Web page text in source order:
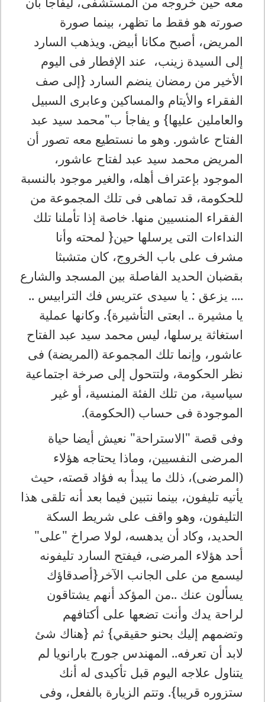
صورته هو فقط ما تظهر، بينما صورة
المريض، أصبح مكانا أبيض. ويذهب السارد
إلى السيدة زينب، عند الإفطار فى اليوم
الأخير من رمضان ينضم السارد {إلى صف
الفقراء والأيتام والمساكين وعابرى السبيل
والعاملين عليها} و يفاجأ ب"محمد سيد عبد
الفتاح عاشور. وهو ما نستطيع معه تصور أن
المريض محمد سيد عبد لفتاح عاشور،
الموجود بإعتراف أهله، والغير موجود بالنسبة
للحكومة، قد تماهى فى تلك المجموعة من
الفقراء المنسيين منها. خاصة إذا تأملنا تلك
النداءات التى يرسلها حين{ لمحته وأنا
مشرف على باب الخروج، كان متشبثا
بقضبان الحديد الفاصلة بين المسجد والشارع
.... يزعق : يا سيدى عتريس فك الترابيس ..
يا مشيرة .. ابعتى التأشيرة}. وكانها عملية
استغاثة يرسلها، ليس محمد سيد عبد الفتاح
عاشور، وإنما تلك المجموعة (المريضة) فى
نظر الحكومة، ولتتحول إلى صرخة اجتماعية
سياسية، من تلك الفئة المنسية، أو غير
الموجودة فى حساب (الحكومة).
وفى قصة "الاستراحة" نعيش أيضا حياة
المرضى النفسيين، وماذا يحتاجه هؤلاء
(المرضى)، ذلك ما يبدأ به فؤاد قصته، حيث
يأتيه تليفون، بينما نتبين فيما بعد أنه تلقى هذا
التليفون، وهو واقف على شريط السكة
الحديد، وكاد أن يدهسه، لولا صراخ "على"
أحد هؤلاء المرضى، فيفتح السارد تليفونه
ليسمع من على الجانب الآخر{أصدقاؤك
يسألون عنك ..من المؤكد أنهم يشتاقون
لراحة يدك وأنت تضعها على أكتافهم
وتضمهم إليك بحنو حقيقي} ثم {هناك شئ
لابد أن تعرفه.. المهندس جورج بارانويا لم
يتناول علاجه اليوم قبل تأكيدى له أنك
ستزوره قريبا}. وتتم الزيارة بالفعل، وفى